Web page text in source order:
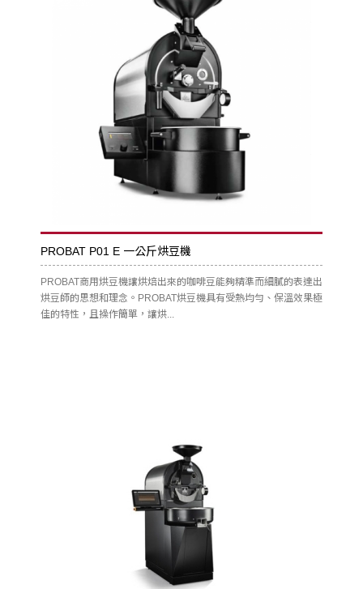
PROBAT P01 E 一公斤烘豆機
PROBAT商用烘豆機讓烘焙出來的咖啡豆能夠精準而細膩的表達出
烘豆師的思想和理念。PROBAT烘豆機具有受熱均勻、保溫效果極
佳的特性，且操作簡單，讓烘...